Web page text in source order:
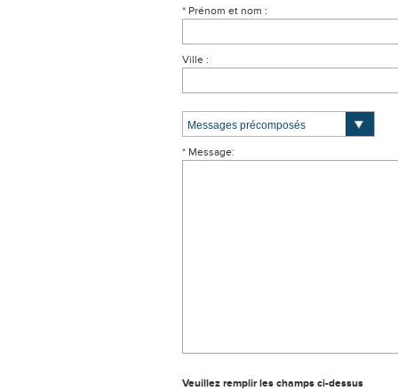
* Prénom et nom :
Ville :
* Message:
Veuillez remplir les champs ci-dessus